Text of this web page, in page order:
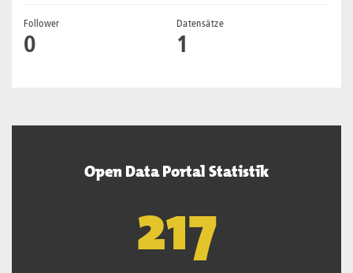
Follower
0
Datensätze
1
Open Data Portal Statistik
220